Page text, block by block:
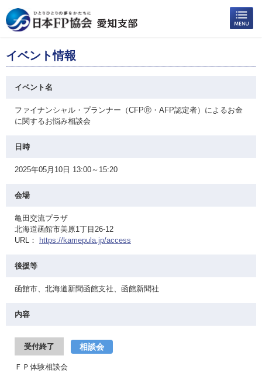
イベント情報
イベント名
ファイナンシャル・プランナー（CFPⓇ・AFP認定者）によるお金
に関するお悩み相談会
日時
2025年05月10日 13:00～15:20
会場
亀田交流プラザ
北海道函館市美原1丁目26-12
URL：
https://kamepula.jp/access
後援等
函館市、北海道新聞函館支社、函館新聞社
内容
受付終了 相談会
ＦＰ体験相談会